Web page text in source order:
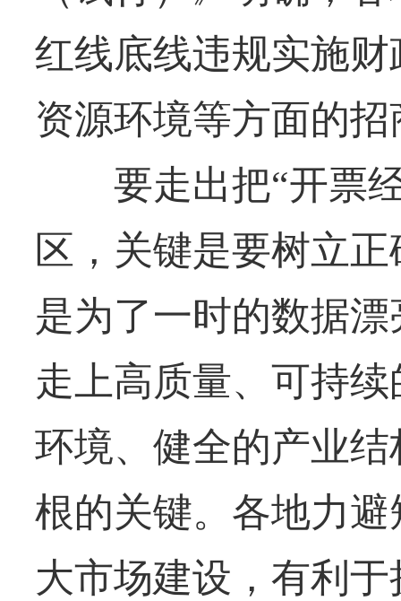
红线底线违规实施
资源环境等方面的
要走出把“开票经
区，关键是要树立
是为了一时的数据
走上高质量、可持
环境、健全的产业
根的关键。各地力
大市场建设，有利